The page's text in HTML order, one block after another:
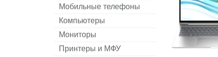
Мобильные телефоны
Компьютеры
Мониторы
Принтеры и МФУ